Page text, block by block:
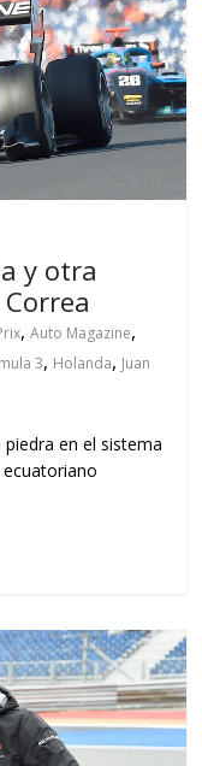
y otra
,Auto Magazine,
3, Holanda, Juan
en el sistema